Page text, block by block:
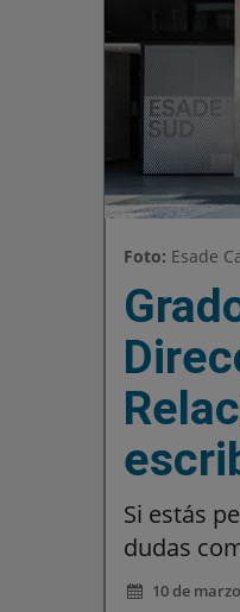
Foto: Esade
Si estás
dudas
10 de